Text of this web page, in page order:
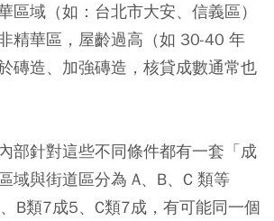
區域（如：台北市大安、信義區）
精華區，屋齡過高（如 30-40 年
磚造、加強磚造，核貸成數通常也
部針對這些不同條件都有一套「成
域與街道區分為 A、B、C 類等
B類7成5、C類7成，有可能同一個